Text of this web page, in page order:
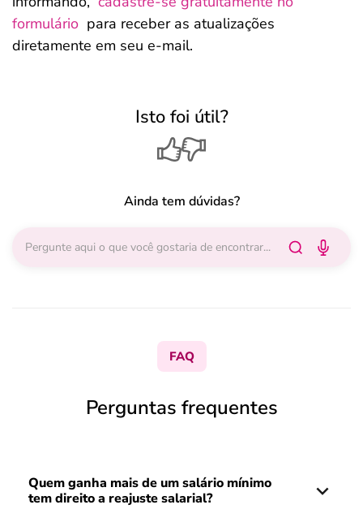
formulário para receber as atualizações
diretamente em seu e-mail.
Isto foi útil?
Ainda tem dúvidas?
FAQ
Perguntas frequentes
Quem ganha mais de um salário mínimo
tem direito a reajuste salarial?